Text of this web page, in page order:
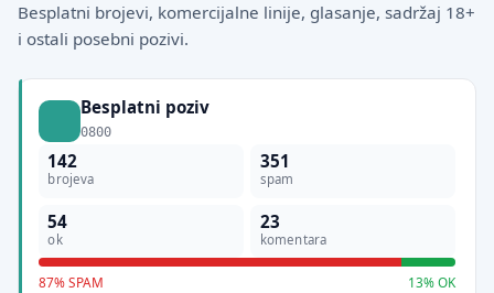
Besplatni brojevi, komercijalne linije, glasanje, sadržaj 18+
i ostali posebni pozivi.
Besplatni poziv
0800
142
brojeva
351
spam
54
ok
23
komentara
87% SPAM 13% OK